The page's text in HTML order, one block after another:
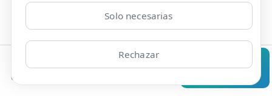
Clínicas
Jorge García López
Me considero un fisioterapeuta
cualificado con una sólida formación
Solo necesarias
Rechazar